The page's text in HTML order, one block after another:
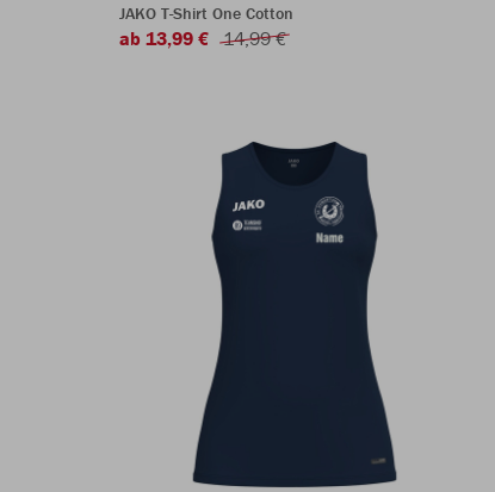
JAKO T-Shirt One Cotton
ab 13,99 € 14,99 €